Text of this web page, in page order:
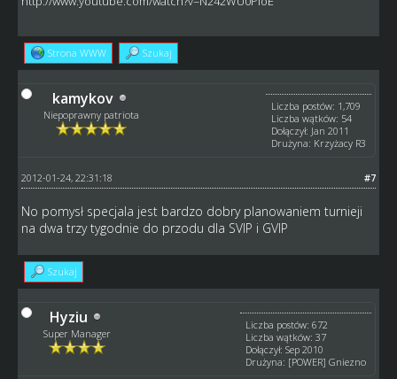
Strona WWW Szukaj
kamykov
Niepoprawny patriota
Liczba postów: 1,709
Liczba wątków: 54
Dołączył: Jan 2011
Drużyna: Krzyżacy R3
#7
2012-01-24, 22:31:18
No pomysł specjala jest bardzo dobry planowaniem turnieji
na dwa trzy tygodnie do przodu dla SVIP i GVIP
Szukaj
Hyziu
Super Manager
Liczba postów: 672
Liczba wątków: 37
Dołączył: Sep 2010
Drużyna: [POWER] Gniezno